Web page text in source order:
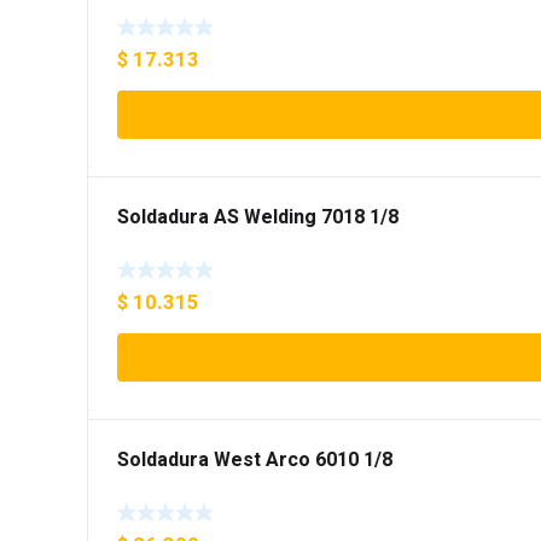
$ 17.313
Soldadura AS Welding 7018 1/8
$ 10.315
Soldadura West Arco 6010 1/8